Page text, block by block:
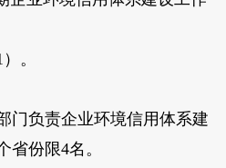
。
负责企业环境信用体系建
省份限4名。